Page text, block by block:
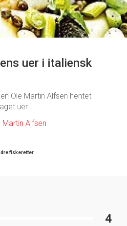
uer i italiensk
Ole Martin Alfsen hentet
uer.
Martin Alfsen
fiskeretter
4